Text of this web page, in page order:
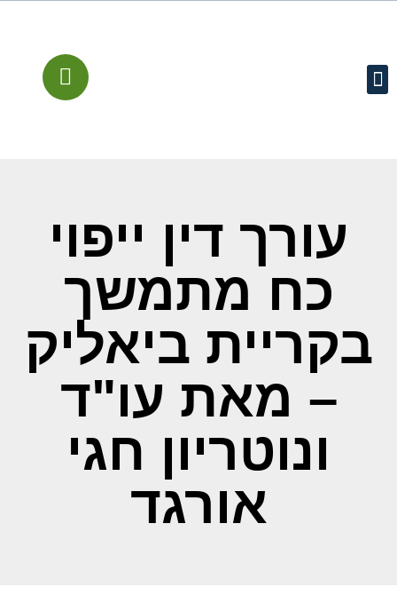
עורך דין ייפוי
כח מתמשך
בקריית ביאליק
– מאת עו"ד
ונוטריון חגי
אורגד